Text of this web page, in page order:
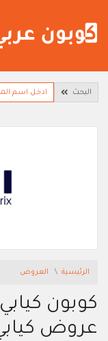
البحث
الرئيسية العروض
كوبون
عروض كيابي